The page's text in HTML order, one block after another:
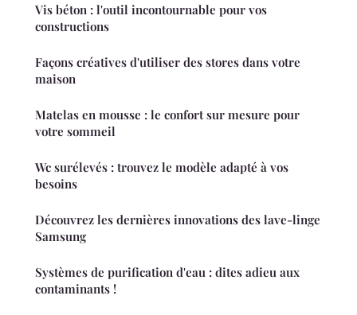
Vis béton : l'outil incontournable pour vos
constructions
Façons créatives d'utiliser des stores dans votre
maison
Matelas en mousse : le confort sur mesure pour
votre sommeil
Wc surélevés : trouvez le modèle adapté à vos
besoins
Découvrez les dernières innovations des lave-linge
Samsung
Systèmes de purification d'eau : dites adieu aux
contaminants !